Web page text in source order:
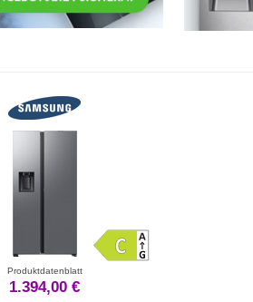
Produktdatenblatt
1.394,00 €